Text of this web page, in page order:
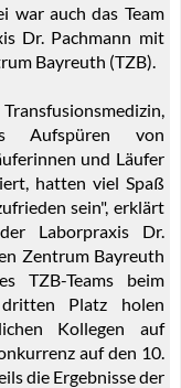
war auch das Team
Dr. Pachmann mit
Bayreuth (TZB).
Aufspüren von
und Läufer
hatten viel Spaß
sein", erklärt
Laborpraxis Dr.
Zentrum Bayreuth
TZB-Teams beim
Platz holen
Kollegen auf
auf den 10.
die Ergebnisse der